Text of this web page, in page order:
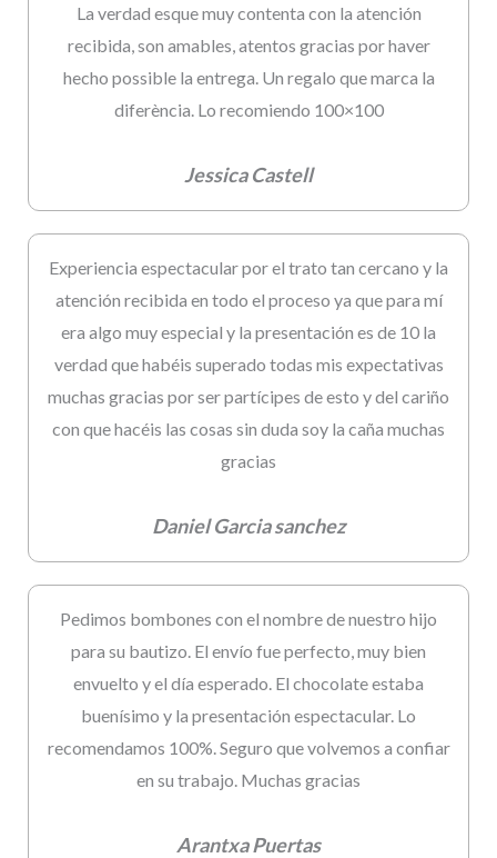
La verdad esque muy contenta con la atención
recibida, son amables, atentos gracias por haver
hecho possible la entrega. Un regalo que marca la
diferència. Lo recomiendo 100×100
Jessica Castell
Experiencia espectacular por el trato tan cercano y la
atención recibida en todo el proceso ya que para mí
era algo muy especial y la presentación es de 10 la
verdad que habéis superado todas mis expectativas
muchas gracias por ser partícipes de esto y del cariño
con que hacéis las cosas sin duda soy la caña muchas
gracias
Daniel Garcia sanchez
Pedimos bombones con el nombre de nuestro hijo
para su bautizo. El envío fue perfecto, muy bien
envuelto y el día esperado. El chocolate estaba
buenísimo y la presentación espectacular. Lo
recomendamos 100%. Seguro que volvemos a confiar
en su trabajo. Muchas gracias
Arantxa Puertas